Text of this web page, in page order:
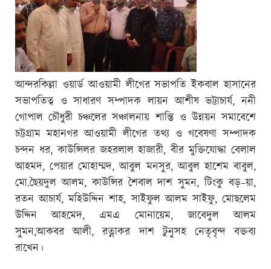
আন্দরকিল্লা ওয়ার্ড আওয়ামী লীগের সভাপতি ইকবাল হাসানের
সভাপতিত্ব ও সাধারণ সম্পাদক লায়ন আশীষ ভট্টাচার্য, ননী
গোপাল চৌধুরী চঞ্চলের সঞ্চালনায় শান্তি ও উন্নয়ন সমাবেশে
চট্টগ্রাম মহানগর আওয়ামী লীগের তথ্য ও গবেষণা সম্পাদক
চন্দন ধর, কাউন্সিলর জহরলাল হাজারী, বীর মুক্তিযোদ্ধা বেলাল
আহমদ, পেয়ার মোহাম্মদ, আবুল মনসুর, আবুল হাশেম বাবুল,
মো.ছৈয়দুল আলম, কাউন্সির শৈবাল দাশ সুমন, টিংকু বড়–য়া,
রতন আচার্য, মহিউদ্দিন শাহ, সাইফুল আলম সাইফু, মোছলেম
উদ্দিন আহমেদ, এমএ মোনায়েম, জাবেদুল আলম
সুমন,আকবর আলী, রত্নাকর দাশ টুনুসহ নেতৃবৃন্দ বক্তব্য
রাখেন।